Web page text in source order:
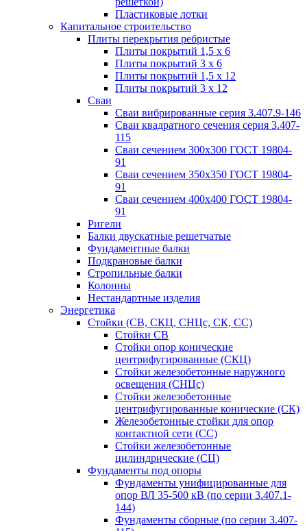
Пластиковые лотки
Капитальное строительство
Плиты перекрытия ребристые
Плиты покрытий 1,5 x 6
Плиты покрытий 3 x 6
Плиты покрытий 1,5 x 12
Плиты покрытий 3 x 12
Сваи
Сваи вибрированные серия 3.407.9-146
Сваи квадратного сечения серия 3.407-
115
Сваи сечением 300х300 ГОСТ 19804-
91
Сваи сечением 350х350 ГОСТ 19804-
91
Сваи сечением 400х400 ГОСТ 19804-
91
Ригели
Балки двускатные решетчатые
Фундаментные балки
Подкрановые балки
Стропильные балки
Колонны
Нестандартные изделия
Энергетика
Стойки (СВ, СКЦ, СНЦс, СК, СС)
Стойки СВ
Стойки опор конические
центрифугированные (СКЦ)
Стойки железобетонные наружного
освещения (СНЦс)
Стойки железобетонные
центрифугированные конические (СК)
Железобетонные стойки для опор
контактной сети (СС)
Стойки железобетонные
цилиндрические (СЦ)
Фундаменты под опоры
Фундаменты унифицированные для
опор ВЛ 35-500 кВ (по серии 3.407.1-
144)
Фундаменты сборные (по серии 3.407-